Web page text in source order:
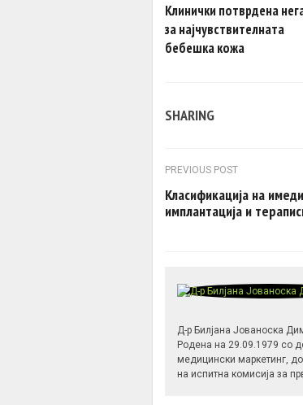
Клинички потврдена
за најчувствителната
бебешка кожа
SHARING
Post
PREVIOUS POST
Класификација на
имплантација и
Д-р Билјана Јованоска
Родена на 29.09.1979 со
медицински маркетинг,
на испитна комисија за